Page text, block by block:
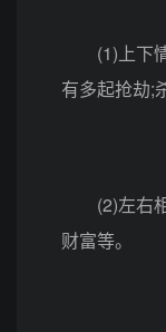
(1)上下情
有多起抢劫;
(2)左右相
财富等。